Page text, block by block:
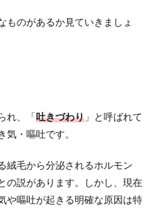
ものがあるか見ていきましょ
れ、「 吐きづわり 」と呼ばれて
気・嘔吐です。
絨毛から分泌されるホルモン
の説があります。しかし、現在
や嘔吐が起きる明確な原因は特